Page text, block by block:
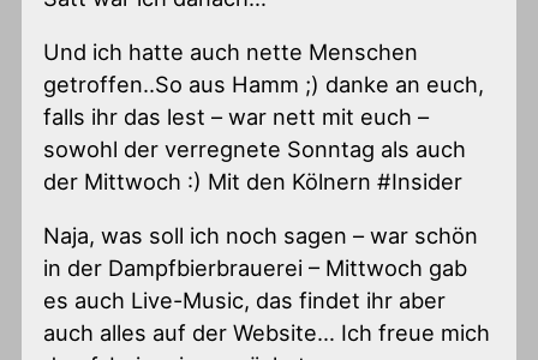
Und ich hatte auch nette Menschen
getroffen..So aus Hamm ;) danke an euch,
falls ihr das lest – war nett mit euch –
sowohl der verregnete Sonntag als auch
der Mittwoch :) Mit den Kölnern #Insider
Naja, was soll ich noch sagen – war schön
in der Dampfbierbrauerei – Mittwoch gab
es auch Live-Music, das findet ihr aber
auch alles auf der Website… Ich freue mich